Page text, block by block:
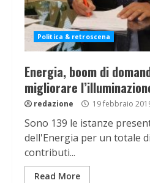
Politica & retroscena
Energia, boom di
migliorare
redazione 19 febbraio
Sono 139 le istanze
dell'Energia per un totale
contributi...
Read More